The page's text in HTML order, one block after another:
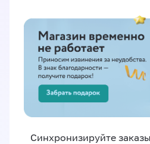
Синхронизируйте